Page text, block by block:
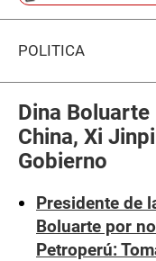
POLÍTICA
Dina
China, Xi
Gobierno
Presidente de
Boluarte por
Petroperú: